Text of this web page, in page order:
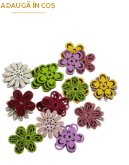
ADAUGĂ ÎN COȘ